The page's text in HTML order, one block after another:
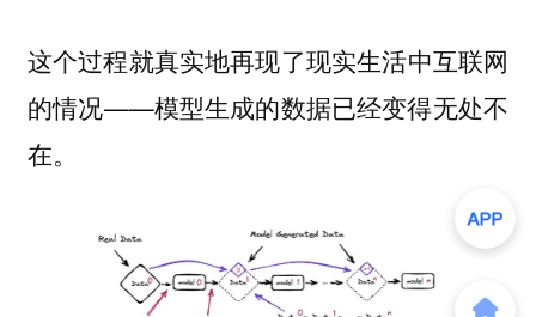
这个过程就真实地再现了现实生活中互联网
的情况——模型生成的数据已经变得无处不
在。